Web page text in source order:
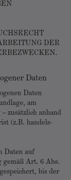
DER
Daten
Daten
am
zusätzlich anhand
(z.B. handels-
Daten auf
gemäß Art. 6 Abs.
bis der